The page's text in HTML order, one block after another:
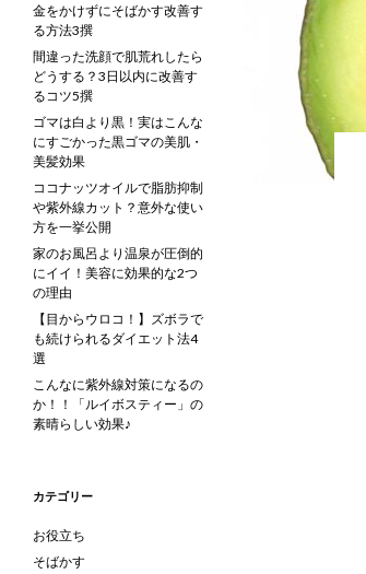
金をかけずにそばかす改善す
る方法3撰
間違った洗顔で肌荒れしたら
どうする？3日以内に改善す
るコツ5撰
ゴマは白より黒！実はこんな
にすごかった黒ゴマの美肌・
美髪効果
ココナッツオイルで脂肪抑制
や紫外線カット？意外な使い
方を一挙公開
家のお風呂より温泉が圧倒的
にイイ！美容に効果的な2つ
の理由
【目からウロコ！】ズボラで
も続けられるダイエット法4
選
こんなに紫外線対策になるの
か！！「ルイボスティー」の
素晴らしい効果♪
カテゴリー
お役立ち
そばかす